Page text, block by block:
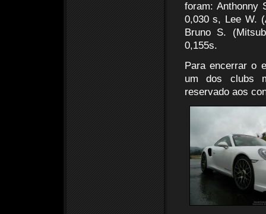
foram: Anthonny
0,030 s, Lee W.
Bruno S.
0,155s.
Para encerrar o
um dos clubs
reservado aos